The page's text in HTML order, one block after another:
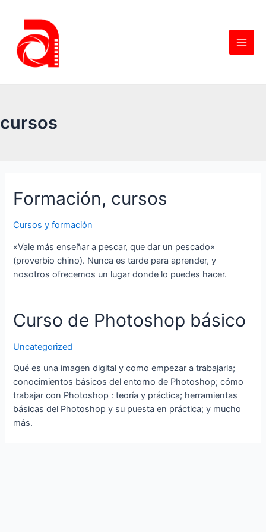
cursos
Formación, cursos
Cursos y formación
«Vale más enseñar a pescar, que dar un pescado»
(proverbio chino). Nunca es tarde para aprender, y
nosotros ofrecemos un lugar donde lo puedes hacer.
Curso de Photoshop básico
Uncategorized
Qué es una imagen digital y como empezar a trabajarla;
conocimientos básicos del entorno de Photoshop; cómo
trabajar con Photoshop : teoría y práctica; herramientas
básicas del Photoshop y su puesta en práctica; y mucho
más.